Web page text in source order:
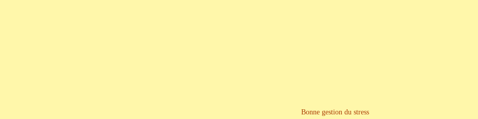
Bonne gestion du stress